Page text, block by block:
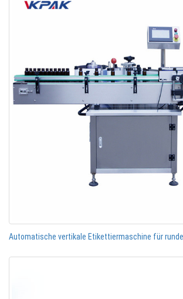
Automatische vertikale Etikettiermaschine für